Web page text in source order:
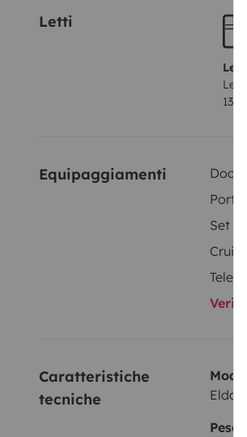
Letti
Letti
Equipaggiamenti
Set
Caratteristiche
tecniche
Elddis
Peso